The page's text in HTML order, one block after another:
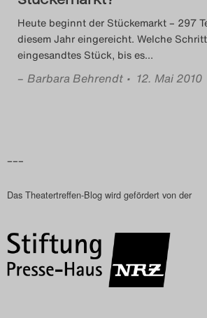
Das
2020
Das
2022
2023
Das
Heute beginnt der Stückemarkt – 297
diesem Jahr eingereicht. Welche
eingesandtes Stück, bis es…
– Barbara Behrendt • 12. Mai 2010
–––
Das Theatertreffen-Blog wird gefördert von der